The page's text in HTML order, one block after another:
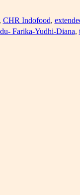
CHR Indofood,
Farika-Yudhi-Diana,